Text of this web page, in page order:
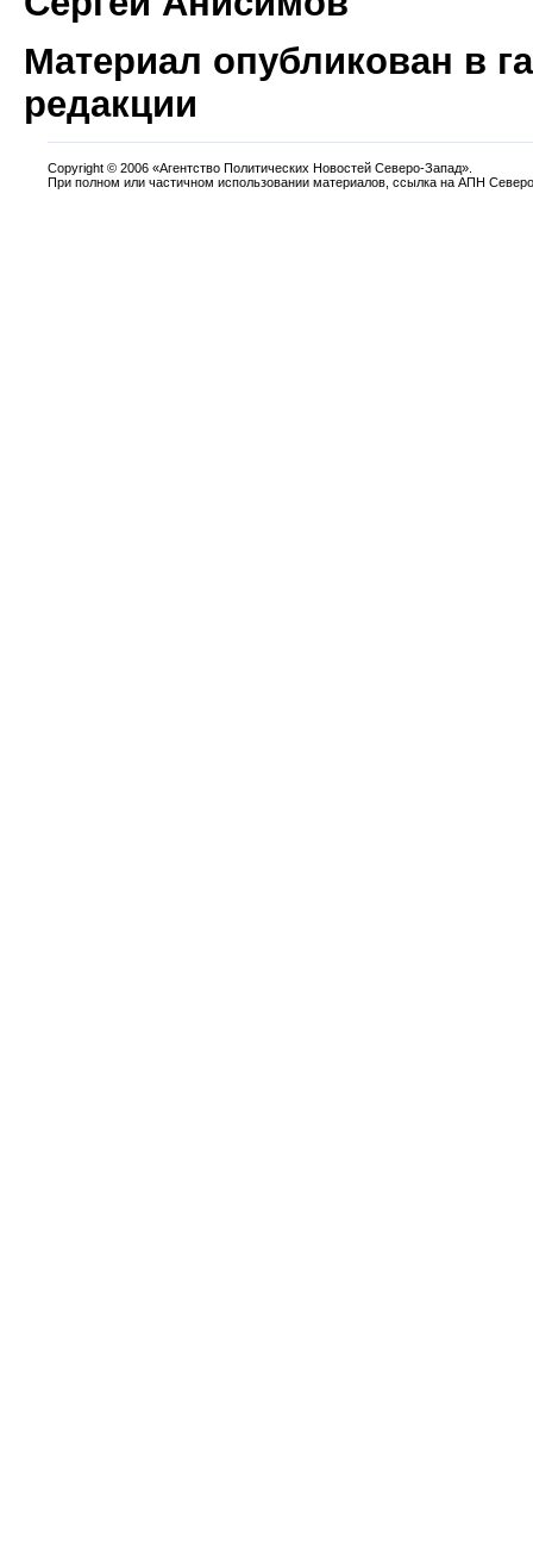
Материал опубликован в
редакции
Copyright © 2006 «Агентство Политических Новостей Северо-Запад».
При полном или частичном использовании материалов, ссылка на АПН